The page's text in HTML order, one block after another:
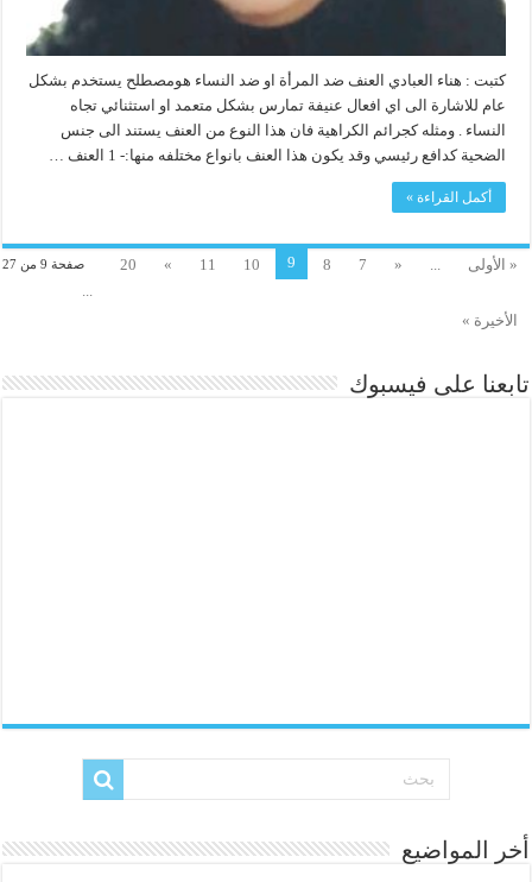
كتبت : هناء العبادي العنف ضد المرأة او ضد النساء هومصطلح يستخدم بشكل
عام للاشارة الى اي افعال عنيفة تمارس بشكل متعمد او استثنائي تجاه
النساء . ومثله كجرائم الكراهية فان هذا النوع من العنف يستند الى جنس
الضحية كدافع رئيسي وقد يكون هذا العنف بانواع مختلفه منها:- 1 العنف …
أكمل القراءة »
صفحة 9 من 27 « الأولى «
7
8
9
10
11
»
20
الأخيرة »
تابعنا على فيسبوك
أخر المواضيع